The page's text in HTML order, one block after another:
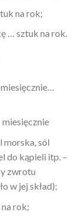
na rok;
… sztuk na rok.
morska, sól
do kąpieli itp. –
zwrotu
w jej skład);
rok;